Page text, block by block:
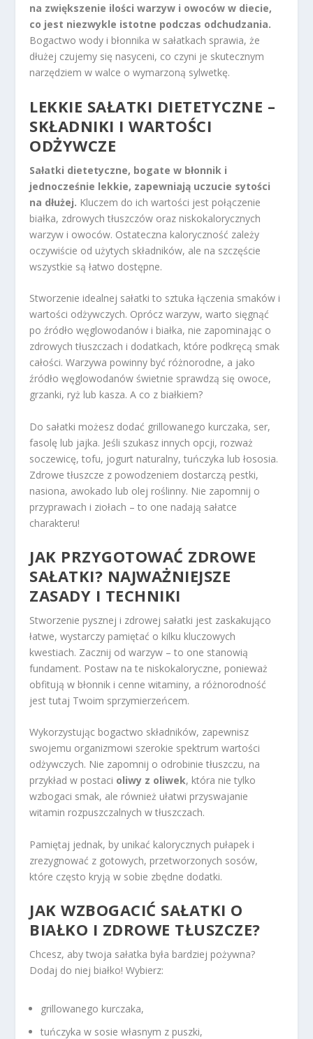
na zwiększenie ilości warzyw i owoców w diecie,
co jest niezwykle istotne podczas odchudzania.
Bogactwo wody i błonnika w sałatkach sprawia, że
dłużej czujemy się nasyceni, co czyni je skutecznym
narzędziem w walce o wymarzoną sylwetkę.
LEKKIE SAŁATKI DIETETYCZNE –
SKŁADNIKI I WARTOŚCI
ODŻYWCZE
Sałatki dietetyczne, bogate w błonnik i
jednocześnie lekkie, zapewniają uczucie sytości
na dłużej. Kluczem do ich wartości jest połączenie
białka, zdrowych tłuszczów oraz niskokalorycznych
warzyw i owoców. Ostateczna kaloryczność zależy
oczywiście od użytych składników, ale na szczęście
wszystkie są łatwo dostępne.
Stworzenie idealnej sałatki to sztuka łączenia smaków i
wartości odżywczych. Oprócz warzyw, warto sięgnąć
po źródło węglowodanów i białka, nie zapominając o
zdrowych tłuszczach i dodatkach, które podkręcą smak
całości. Warzywa powinny być różnorodne, a jako
źródło węglowodanów świetnie sprawdzą się owoce,
grzanki, ryż lub kasza. A co z białkiem?
Do sałatki możesz dodać grillowanego kurczaka, ser,
fasolę lub jajka. Jeśli szukasz innych opcji, rozważ
soczewicę, tofu, jogurt naturalny, tuńczyka lub łososia.
Zdrowe tłuszcze z powodzeniem dostarczą pestki,
nasiona, awokado lub olej roślinny. Nie zapomnij o
przyprawach i ziołach – to one nadają sałatce
charakteru!
JAK PRZYGOTOWAĆ ZDROWE
SAŁATKI? NAJWAŻNIEJSZE
ZASADY I TECHNIKI
Stworzenie pysznej i zdrowej sałatki jest zaskakująco
łatwe, wystarczy pamiętać o kilku kluczowych
kwestiach. Zacznij od warzyw – to one stanowią
fundament. Postaw na te niskokaloryczne, ponieważ
obfitują w błonnik i cenne witaminy, a różnorodność
jest tutaj Twoim sprzymierzeńcem.
Wykorzystując bogactwo składników, zapewnisz
swojemu organizmowi szerokie spektrum wartości
odżywczych. Nie zapomnij o odrobinie tłuszczu, na
przykład w postaci oliwy z oliwek, która nie tylko
wzbogaci smak, ale również ułatwi przyswajanie
witamin rozpuszczalnych w tłuszczach.
Pamiętaj jednak, by unikać kalorycznych pułapek i
zrezygnować z gotowych, przetworzonych sosów,
które często kryją w sobie zbędne dodatki.
JAK WZBOGACIĆ SAŁATKI O
BIAŁKO I ZDROWE TŁUSZCZE?
Chcesz, aby twoja sałatka była bardziej pożywna?
Dodaj do niej białko! Wybierz:
grillowanego kurczaka,
tuńczyka w sosie własnym z puszki,